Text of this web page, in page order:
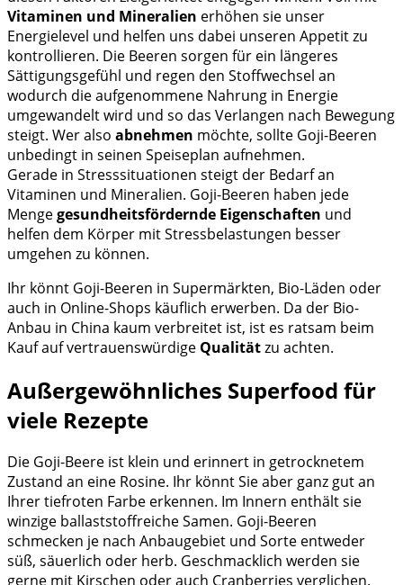
Vitaminen und Mineralien erhöhen sie unser
Energielevel und helfen uns dabei unseren Appetit zu
kontrollieren. Die Beeren sorgen für ein längeres
Sättigungsgefühl und regen den Stoffwechsel an
wodurch die aufgenommene Nahrung in Energie
umgewandelt wird und so das Verlangen nach Bewegung
steigt. Wer also abnehmen möchte, sollte Goji-Beeren
unbedingt in seinen Speiseplan aufnehmen.
Gerade in Stresssituationen steigt der Bedarf an
Vitaminen und Mineralien. Goji-Beeren haben jede
Mengegesundheitsfördernde Eigenschaften und
helfen dem Körper mit Stressbelastungen besser
umgehen zu können.
Ihr könnt Goji-Beeren in Supermärkten, Bio-Läden oder
auch in Online-Shops käuflich erwerben. Da der Bio-
Anbau in China kaum verbreitet ist, ist es ratsam beim
Kauf auf vertrauenswürdige Qualitätzu achten.
Außergewöhnliches Superfood für
viele Rezepte
Die Goji-Beere ist klein und erinnert in getrocknetem
Zustand an eine Rosine. Ihr könnt Sie aber ganz gut an
Ihrer tiefroten Farbe erkennen. Im Innern enthält sie
winzige ballaststoffreiche Samen. Goji-Beeren
schmecken je nach Anbaugebiet und Sorte entweder
süß, säuerlich oder herb. Geschmacklich werden sie
gerne mit Kirschen oder auch Cranberries verglichen.